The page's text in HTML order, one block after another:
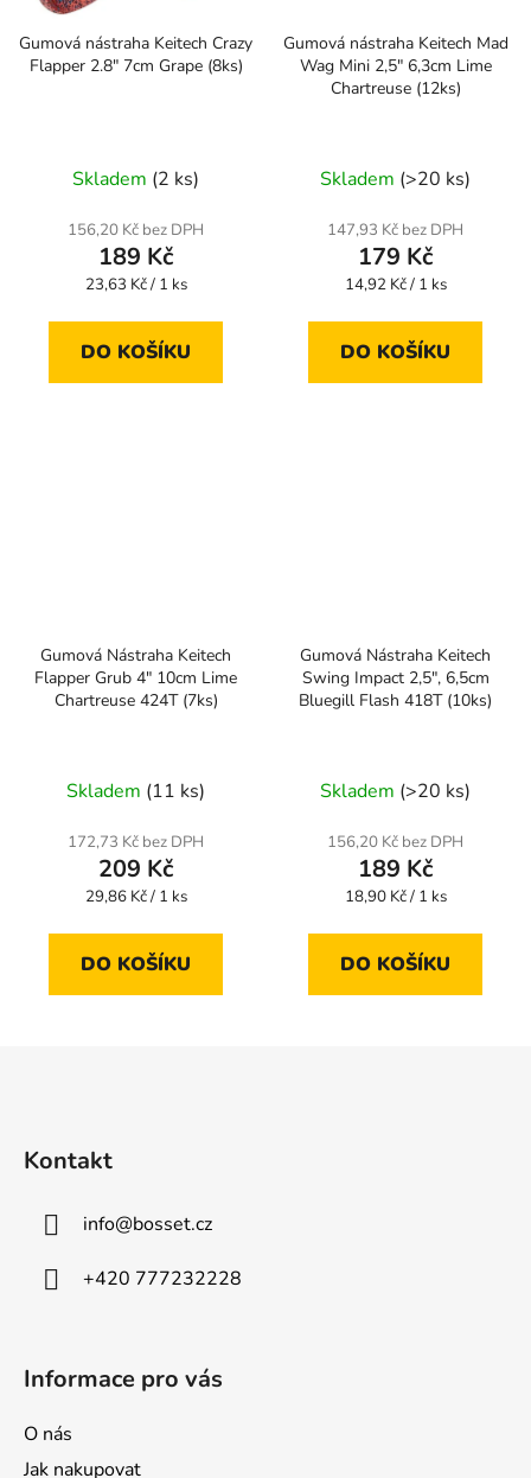
Gumová nástraha Keitech Crazy
Flapper 2.8" 7cm Grape (8ks)
Skladem (2 ks)
156,20 Kč bez DPH
189 Kč
Měrná
23,63 Kč / 1 ks
DO KOŠÍKU
Gumová nástraha Keitech Mad
Wag Mini 2,5" 6,3cm Lime
Chartreuse (12ks)
Skladem (>20 ks)
147,93 Kč bez DPH
179 Kč
Měrná
14,92 Kč / 1 ks
DO KOŠÍKU
Gumová Nástraha Keitech
Flapper Grub 4" 10cm Lime
Chartreuse 424T (7ks)
Skladem (11 ks)
172,73 Kč bez DPH
209 Kč
Měrná
29,86 Kč / 1 ks
DO KOŠÍKU
Gumová Nástraha Keitech
Swing Impact 2,5", 6,5cm
Bluegill Flash 418T (10ks)
Skladem (>20 ks)
156,20 Kč bez DPH
189 Kč
Měrná
18,90 Kč / 1 ks
DO KOŠÍKU
Kontakt
info@bosset.cz
+420 777232228
Informace pro vás
O nás
Jak nakupovat